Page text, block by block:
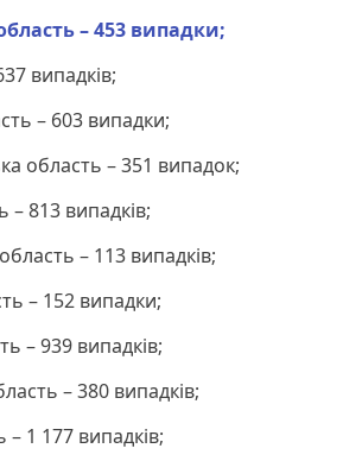
– 453 випадки;
випадків;
– 603 випадки;
область – 351 випадок;
– 813 випадків;
– 113 випадків;
– 152 випадки;
– 939 випадків;
– 380 випадків;
1 177 випадків;